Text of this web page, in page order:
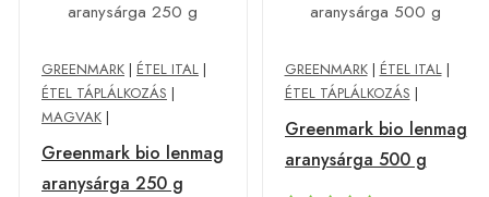
GREENMARK | ÉTEL ITAL |
ÉTEL TÁPLÁLKOZÁS |
MAGVAK |
Greenmark bio lenmag
aranysárga 250 g
GREENMARK| ÉTEL ITAL|
ÉTEL TÁPLÁLKOZÁS |
Greenmark bio lenmag
aranysárga 500 g